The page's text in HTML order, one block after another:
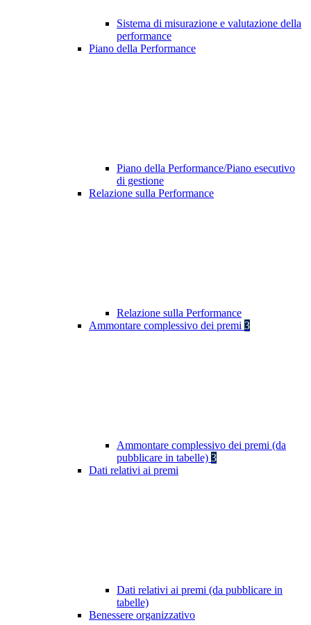
Sistema di misurazione e valutazione della
performance
Piano della Performance
Piano della Performance/Piano esecutivo
di gestione
Relazione sulla Performance
Relazione sulla Performance
Ammontare complessivo dei premi 3
Ammontare complessivo dei premi (da
pubblicare in tabelle) 3
Dati relativi ai premi
Dati relativi ai premi (da pubblicare in
tabelle)
Benessere organizzativo